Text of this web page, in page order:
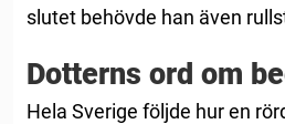
slutet behövde han även
Dotterns ord om
Hela Sverige följde hur en